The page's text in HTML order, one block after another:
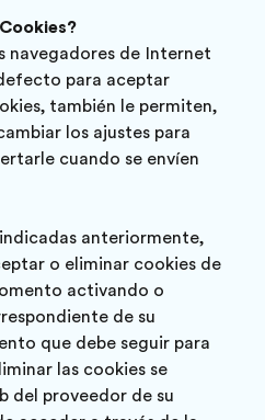
navegadores de Internet
para aceptar
también le permiten,
los ajustes para
cuando se envíen
anteriormente,
o eliminar cookies de
activando o
de su
que debe seguir para
las cookies se
del proveedor de su